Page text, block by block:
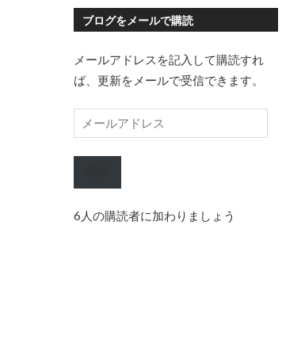
ブログをメールで購読
メールアドレスを記入して購読すれ
ば、更新をメールで受信できます。
ー
ル
レ
6人の購読者に加わりましょう